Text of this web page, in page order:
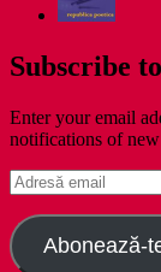
Subscribe
Enter your email
notifications of
Adresă
email
Abonează-